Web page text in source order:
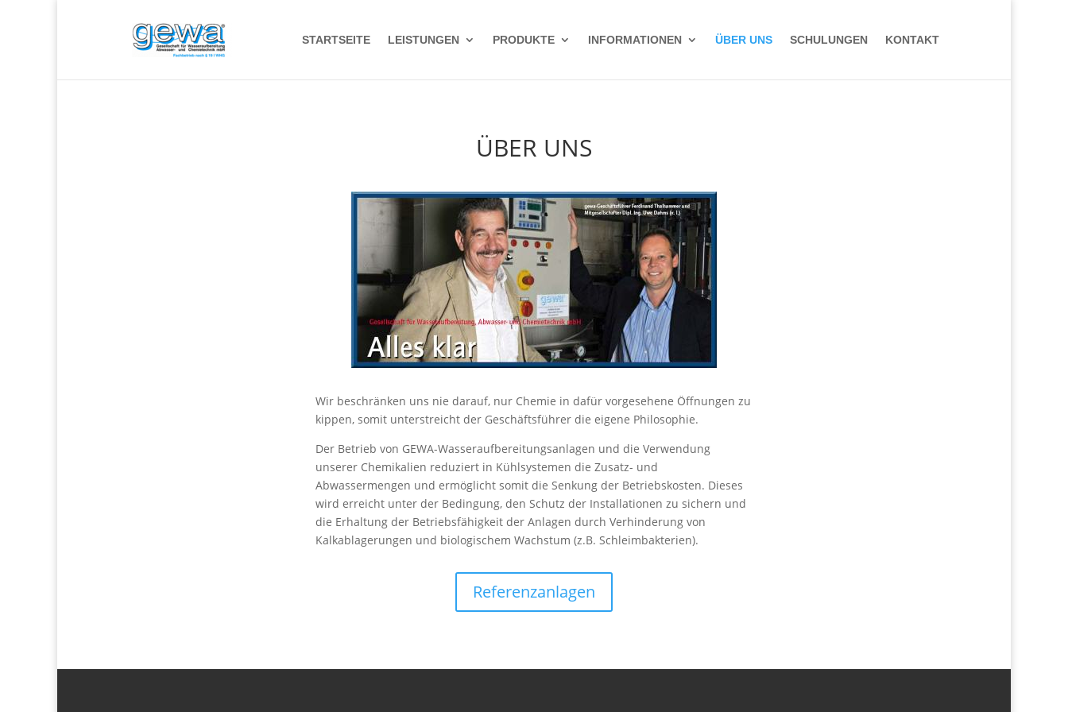
STARTSEITE LEISTUNGEN PRODUKTE INFORMATIONEN ÜBER UNS SCHULUNGEN KONTAKT
ÜBER UNS
Wir beschränken uns nie darauf, nur Chemie in dafür vorgesehene Öffnungen zu
kippen, somit unterstreicht der Geschäftsführer die eigene Philosophie.
Der Betrieb von GEWA-Wasseraufbereitungsanlagen und die Verwendung
unserer Chemikalien reduziert in Kühlsystemen die Zusatz- und
Abwassermengen und ermöglicht somit die Senkung der Betriebskosten. Dieses
wird erreicht unter der Bedingung, den Schutz der Installationen zu sichern und
die Erhaltung der Betriebsfähigkeit der Anlagen durch Verhinderung von
Kalkablagerungen und biologischem Wachstum (z.B. Schleimbakterien).
Referenzanlagen